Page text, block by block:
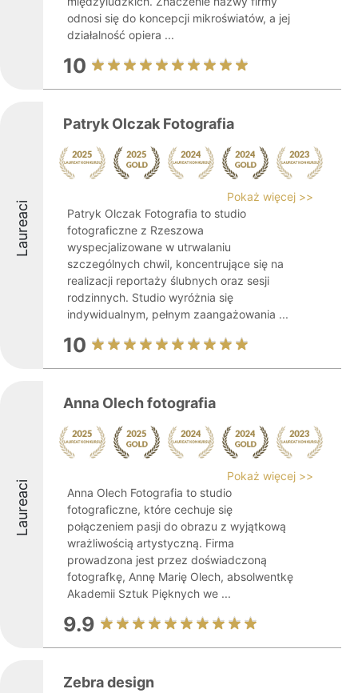
odnosi się do koncepcji mikroświatów, a jej
działalność opiera ...
10
Laureaci
Patryk Olczak Fotografia
Pokaż więcej >>
Patryk Olczak Fotografia to studio
fotograficzne z Rzeszowa
wyspecjalizowane w utrwalaniu
szczególnych chwil, koncentrujące się na
realizacji reportaży ślubnych oraz sesji
rodzinnych. Studio wyróżnia się
indywidualnym, pełnym zaangażowania ...
10
Laureaci
Anna Olech fotografia
Pokaż więcej >>
Anna Olech Fotografia to studio
fotograficzne, które cechuje się
połączeniem pasji do obrazu z wyjątkową
wrażliwością artystyczną. Firma
prowadzona jest przez doświadczoną
fotografkę, Annę Marię Olech, absolwentkę
Akademii Sztuk Pięknych we ...
9.9
Zebra design